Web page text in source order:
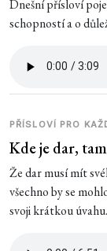
Dnešní přísloví
schopností a o
PŘÍSLOVÍ PRO
Kde je dar,
Že dar musí mít
všechno by se
svoji krátkou úvahu.